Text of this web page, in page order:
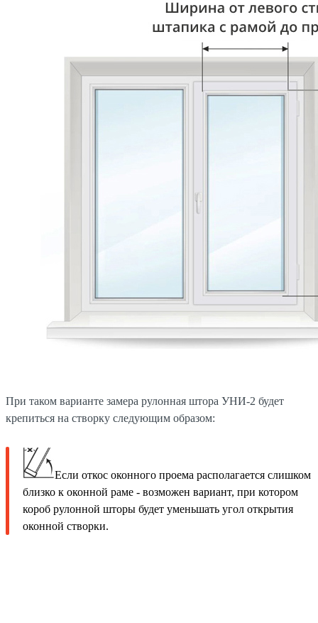
При таком варианте замера рулонная штора УНИ-2 будет
крепиться на створку следующим образом:
Если откос оконного проема располагается слишком
близко к оконной раме - возможен вариант, при котором
короб рулонной шторы будет уменьшать угол открытия
оконной створки.